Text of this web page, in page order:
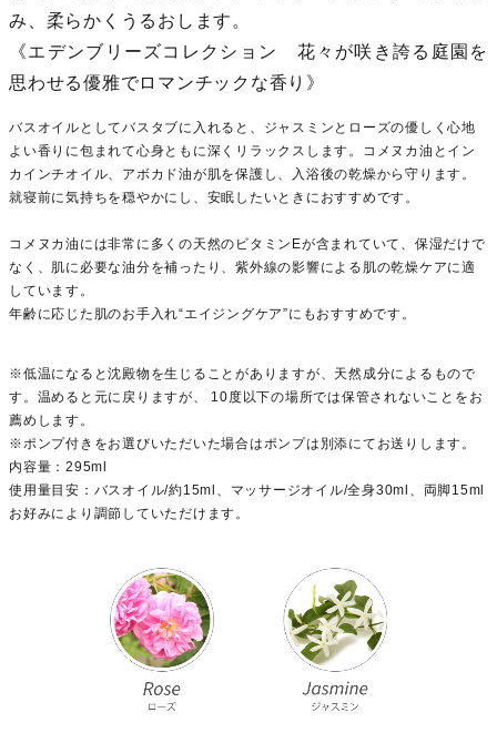
み、柔らかくうるおします。
《エデンブリーズコレクション 花々が咲き誇る庭園を
思わせる優雅でロマンチックな香り》
バスオイルとしてバスタブに入れると、ジャスミンとローズの優しく心地
よい香りに包まれて心身ともに深くリラックスします。コメヌカ油とイン
カインチオイル、アボカド油が肌を保護し、入浴後の乾燥から守ります。
就寝前に気持ちを穏やかにし、安眠したいときにおすすめです。
コメヌカ油には非常に多くの天然のビタミンEが含まれていて、保湿だけで
なく、肌に必要な油分を補ったり、紫外線の影響による肌の乾燥ケアに適
しています。
年齢に応じた肌のお手入れ“エイジングケア”にもおすすめです。
※低温になると沈殿物を生じることがありますが、天然成分によるもので
す。温めると元に戻りますが、 10度以下の場所では保管されないことをお
薦めします。
※ポンプ付きをお選びいただいた場合はポンプは別添にてお送りします。
内容量：295ml
使用量目安：バスオイル/約15ml、マッサージオイル/全身30ml、両脚15ml
お好みにより調節していただけます。